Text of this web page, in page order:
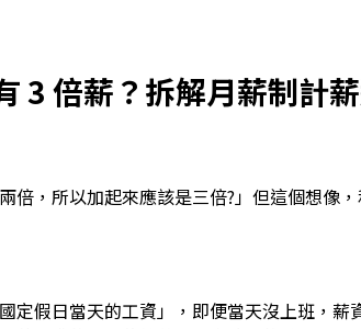
3 倍薪？拆解月薪制計
倍，所以加起來應該是三倍?」但這個想像
定假日當天的工資」，即便當天沒上班，薪